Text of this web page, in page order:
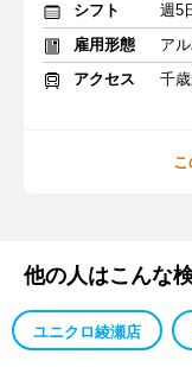
シフト
週5
雇用形態
ア
アクセス
千
他の人はこんな
ユニクロ綾瀬店